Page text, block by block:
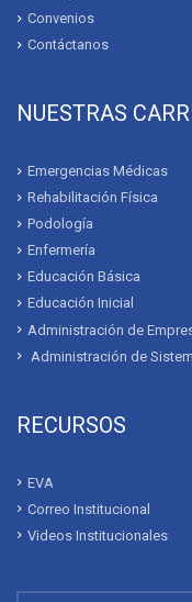
Campaña de
Universitario Bolivariano
ACERCA DEL
Mensaje del Rector
Contáctanos